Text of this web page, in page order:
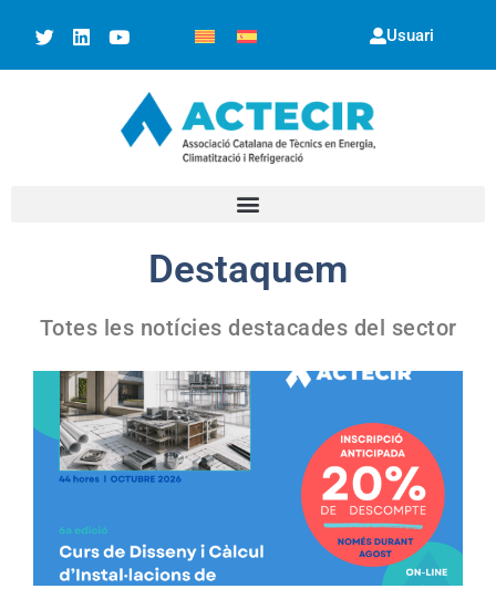
Usuari
Destaquem
Totes les notícies destacades del sector